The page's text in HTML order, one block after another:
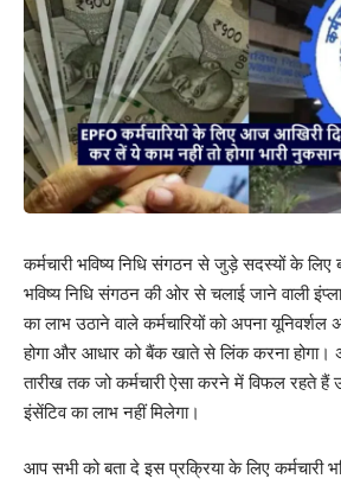
कर्मचारी भविष्य निधि संगठन से जुड़े सदस्यों के लिए
भविष्य निधि संगठन की ओर से चलाई जाने वाली
का लाभ उठाने वाले कर्मचारियों को अपना
होगा और आधार को बैंक खाते से लिंक करना
तारीख तक जो कर्मचारी ऐसा करने में विफल रहते हैं
इंसेंटिव का लाभ नहीं मिलेगा।
आप सभी को बता दे इस प्रक्रिया के लिए कर्मचारी